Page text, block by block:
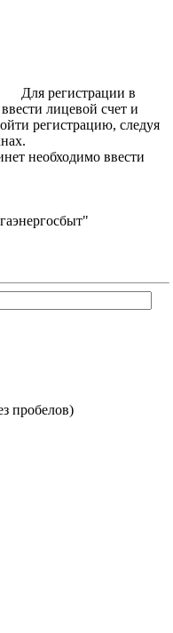
регистрации в
лицевой счет и
регистрацию, следуя
окнах.
необходимо ввести
и пароль.
пробелов)